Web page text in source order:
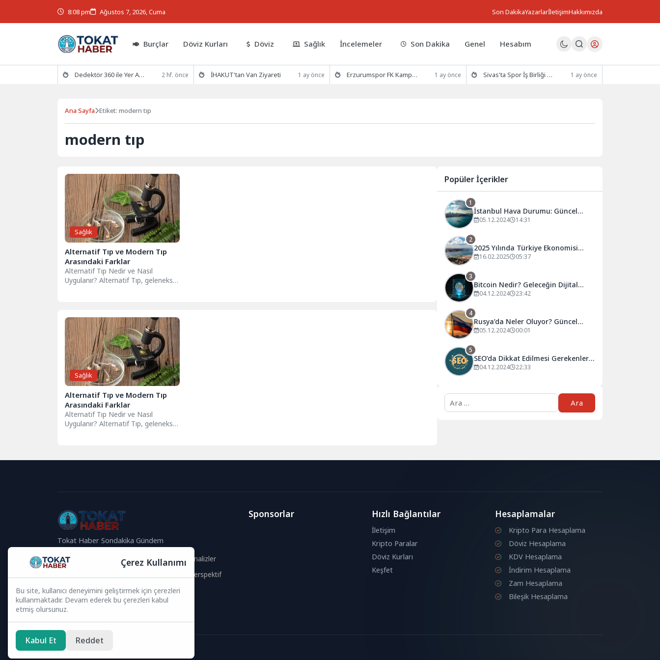
8:08 pm Ağustos 7, 2026, Cuma Son DakikaYazarlarİletişimHakkımızda
Burçlar Döviz Kurları Döviz Sağlık İncelemeler Son Dakika Genel Hesabım
Dedektör 360 ile Yer Altının Gizemlerini Keşfedin 2 hf. önce İHAKUT'tan Van Ziyareti 1 ay önce Erzurumspor FK Kamp Hazırlıklarına Devam Ediyor 1 ay önce Sivas'ta Spor İş Birliği Protokolü İmzalandı 1 ay önce
Ana Sayfa Etiket: modern tıp
modern tıp
Sağlık
Alternatif Tıp ve Modern Tıp
Arasındaki Farklar
Alternatif Tıp Nedir ve Nasıl
Uygulanır? Alternatif Tıp, geleneksel
Sağlık
Alternatif Tıp ve Modern Tıp
Arasındaki Farklar
Alternatif Tıp Nedir ve Nasıl
Uygulanır? Alternatif Tıp, geleneksel
Popüler İçerikler
1
İstanbul Hava Durumu: Güncel
Tahminler ve Öneriler
05.12.2024 14:31
2
2025 Yılında Türkiye Ekonomisi
Nasıl Şekillenecek?
16.02.2025 05:37
3
Bitcoin Nedir? Geleceğin Dijital
Para Birimi Hakkında Bilmeniz
04.12.2024 23:42
4
Rusya’da Neler Oluyor? Güncel
Gelişmeler ve Analizler
05.12.2024 00:01
5
SEO’da Dikkat Edilmesi Gerekenler:
Başarılı Olmanın Püf Noktaları
04.12.2024 22:33
Tokat Haber Sondakika Gündem
Güncel Analizler
Global Perspektif
Bizi Takip Edin
Sponsorlar Hızlı Bağlantılar
İletişim
Kripto Paralar
Döviz Kurları
Keşfet
Hesaplamalar
Kripto Para Hesaplama
Döviz Hesaplama
KDV Hesaplama
İndirim Hesaplama
Zam Hesaplama
Bileşik Hesaplama
Çerez Kullanımı
Bu site, kullanıcı deneyimini geliştirmek için çerezleri
kullanmaktadır. Devam ederek bu çerezleri kabul
etmiş olursunuz.
Kabul Et Reddet